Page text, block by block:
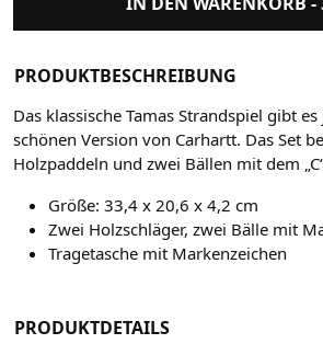
PRODUKTBESCHREIBUNG
Das klassische Tamas Strandspiel gibt
schönen Version von Carhartt. Das Set
Holzpaddeln und zwei Bällen mit dem
Größe: 33,4 x 20,6 x 4,2 cm
Zwei Holzschläger, zwei Bälle mit
Tragetasche mit Markenzeichen
PRODUKTDETAILS